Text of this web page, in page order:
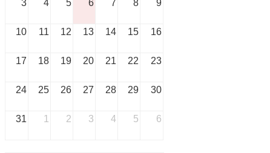
3 4 5 6 7 8 9
10 11 12 13 14 15 16
17 18 19 20 21 22 23
24 25 26 27 28 29 30
31 1 2 3 4 5 6